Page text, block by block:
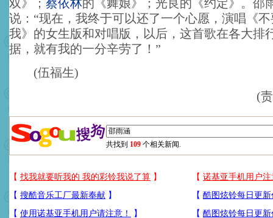
双》； 蔡依林的《舞娘》；光良的《约定》。邵
说：“现在，我终于可以还了一个心愿，演唱《
我》的女生版和对唱版，以后，这首歌在各大排
据，就有我的一分辛劳了！”
(伍福生)
(
共找到 109 个相关新闻.